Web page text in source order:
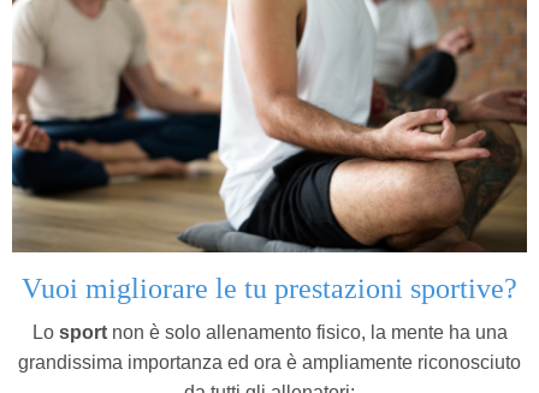
Vuoi migliorare le tu prestazioni sportive?
Lo sportnon è solo allenamento fisico, la mente ha una
grandissima importanza ed ora è ampliamente riconosciuto